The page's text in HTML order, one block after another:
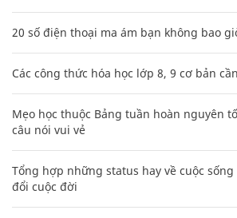
20 số điện thoại ma ám bạn không bao
Các công thức hóa học lớp 8, 9 cơ bản
Mẹo học thuộc Bảng tuần hoàn nguyên
câu nói vui vẻ
Tổng hợp những status hay về cuộc
đổi cuộc đời